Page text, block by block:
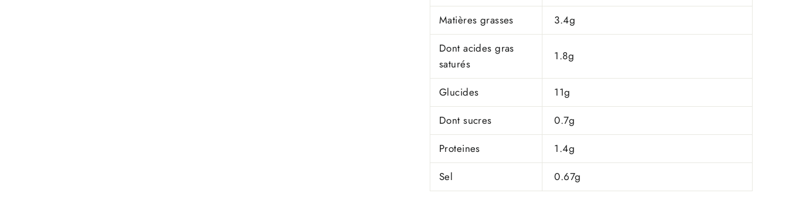
Matières grasses
3.4g
Dont acides gras
saturés
1.8g
Glucides
11g
Dont sucres
0.7g
Proteines
1.4g
Sel
0.67g